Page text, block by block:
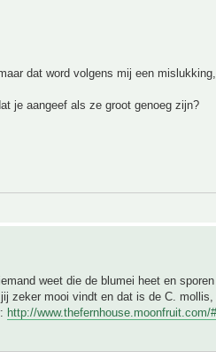
dat word volgens mij een
je aangeef als ze groot genoeg zijn?
weet die de blumei heet en
zeker mooi vindt en dat is de C.
http://www.thefernhouse.moonfruit.com/#